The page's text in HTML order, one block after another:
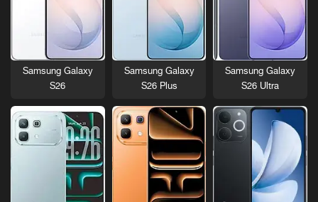
Samsung Galaxy
S26 Ultra
Samsung Galaxy
S26 Plus
Samsung Galaxy
S26